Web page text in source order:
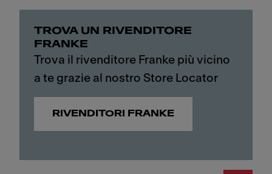
TROVA UN RIVENDITORE
FRANKE
Trova il rivenditore Franke più vicino
a te grazie al nostro Store Locator
RIVENDITORI FRANKE